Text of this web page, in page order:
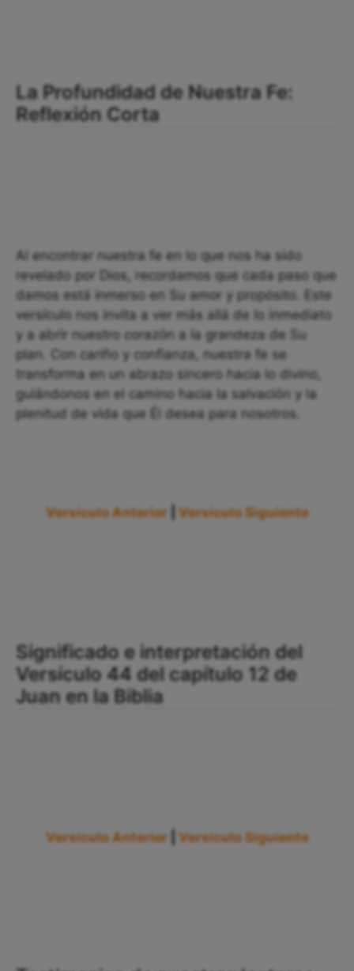
La Profundidad de Nuestra Fe:
Reflexión Corta
Al encontrar nuestra fe en lo que nos ha sido
revelado por Dios, recordamos que cada paso que
damos está inmerso en Su amor y propósito. Este
versículo nos invita a ver más allá de lo inmediato
y a abrir nuestro corazón a la grandeza de Su
plan. Con cariño y confianza, nuestra fe se
transforma en un abrazo sincero hacia lo divino,
guiándonos en el camino hacia la salvación y la
plenitud de vida que Él desea para nosotros.
Versículo Anterior Versículo Siguiente
Significado e interpretación del
Versículo 44 del capítulo 12 de
Juan en la Biblia
Versículo Anterior Versículo Siguiente